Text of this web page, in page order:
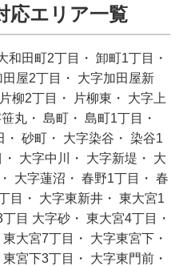
応エリア一覧
和田町2丁目・ 卸町1丁目・
屋2丁目・ 大字加田屋新
柳2丁目・ 片柳東・ 大字上
丸・ 島町・ 島町1丁目・
砂町・ 大字染谷・ 染谷1
大字中川・ 大字新堤・ 大
大字蓮沼・ 春野1丁目・ 春
目・ 大字東新井・ 東大宮1
目 大字砂・ 東大宮4丁目・
大宮7丁目・ 大字東宮下・
宮下3丁目・ 大字東門前・